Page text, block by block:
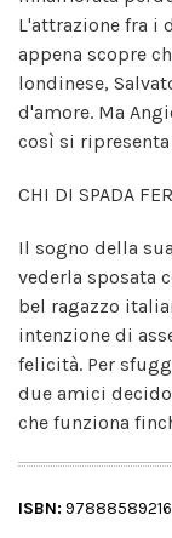
L'attrazione fra i
appena scopre
londinese,
d'amore. Ma
così si
CHI DI SPADA
Il sogno della
vederla sposata
bel ragazzo
intenzione di
felicità. Per
due amici
che funziona
ISBN: